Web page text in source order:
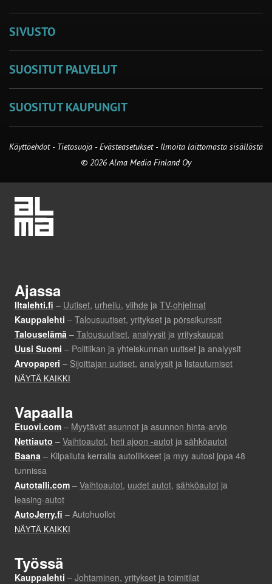
SIVUSTO
SUOSITUT PALVELUT
SUOSITUT KAUPUNGIT
Käyttöehdot - Tietosuoja -Evästeasetukset- Ilmoita laittomasta sisällöstä
© 2026 Alma Media Finland Oy